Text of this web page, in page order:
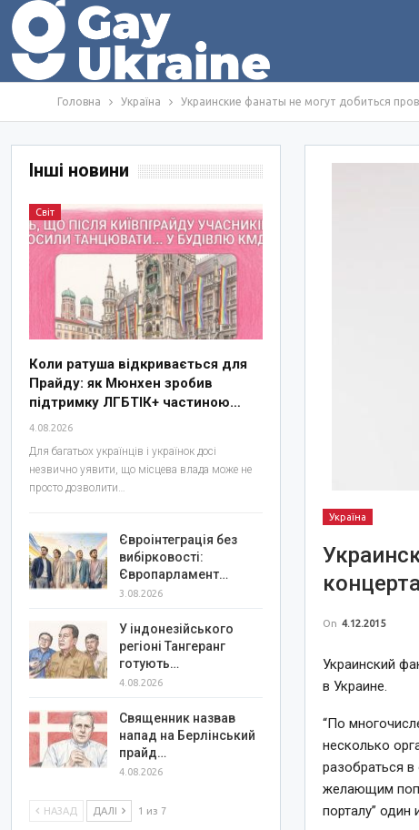
Головна Україна Украинские фанаты не могут добиться
Україна
On 4.12.2015
Украинский
в Украине.
“По
несколько
разобраться
желающим
порталу”
Інші новини
Світ
Коли ратуша відкривається для
Прайду: як Мюнхен зробив
підтримку ЛГБТІК+ частиною…
4.08.2026
Для багатьох українців і українок досі
незвично уявити, що місцева влада може не
просто дозволити…
Євроінтеграція без
вибірковості:
Європарламент…
3.08.2026
У індонезійського
регіоні Тангеранг
готують…
4.08.2026
Священник назвав
напад на Берлінський
прайд…
4.08.2026
НАЗАД ДАЛІ 1 из 7